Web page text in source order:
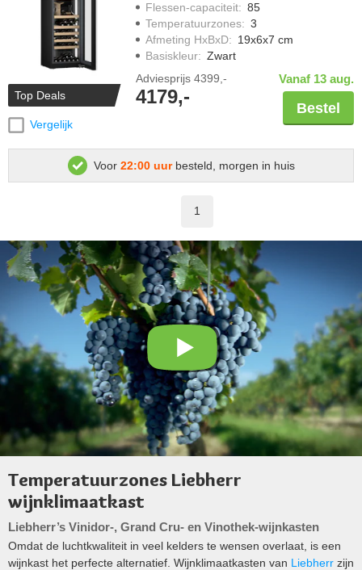
Top Deals
Vergelijk
Flessen-capaciteit: 85
Temperatuurzones: 3
Afmeting HxBxD: 19x6x7 cm
Basiskleur: Zwart
Adviesprijs 4399,-
4179,-
Vanaf 13 aug.
Bestel
Voor 22:00 uurbesteld, morgen in huis
1
Temperatuurzones Liebherr
wijnklimaatkast
Liebherr’s Vinidor-, Grand Cru- en Vinothek-wijnkasten
Omdat de luchtkwaliteit in veel kelders te wensen overlaat, is een
wijnkast het perfecte alternatief. Wijnklimaatkasten van Liebherr zijn